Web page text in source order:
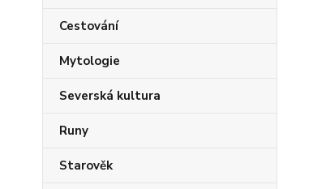
Cestování
Mytologie
Severská kultura
Runy
Starověk